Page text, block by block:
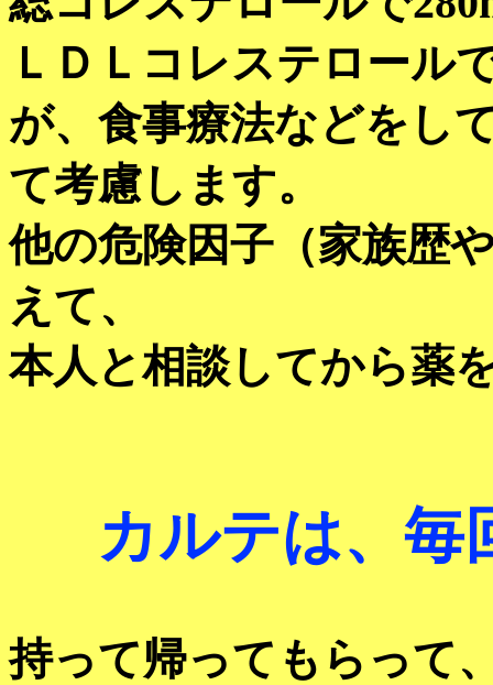
ＬＤＬコレステロール
が、食事療法などをし
て考慮します。
他の危険因子（家族歴
えて、
本人と相談してから薬
カルテは、毎
持って帰ってもらって